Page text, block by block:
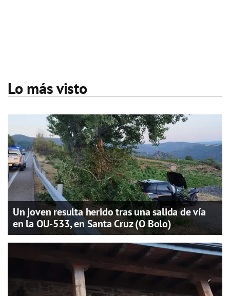
Lo más visto
Un joven resulta herido tras una salida de vía
en la OU-533, en Santa Cruz (O Bolo)